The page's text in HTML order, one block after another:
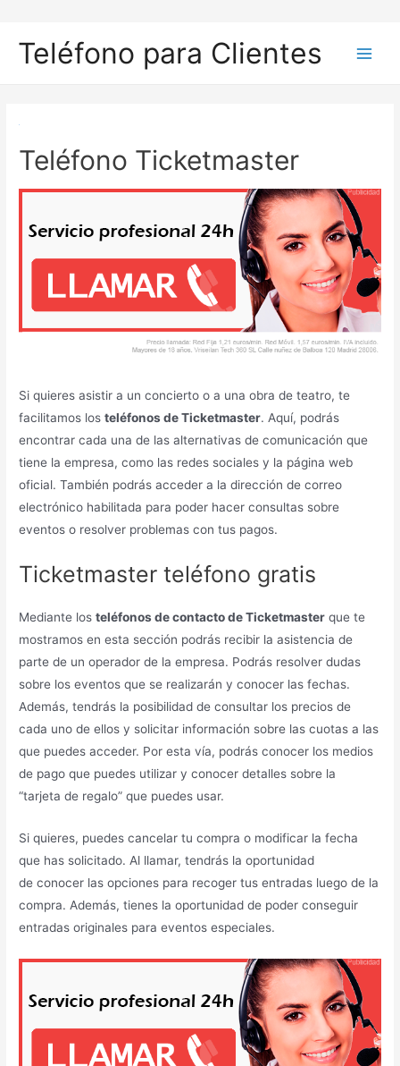
contenido
Teléfono para Clientes
Teléfono Ticketmaster
Si quieres asistir a un concierto o a una obra de teatro, te
facilitamos losteléfonos de Ticketmaster. Aquí, podrás
encontrar cada una de las alternativas de comunicación que
tiene la empresa, como las redes sociales y la página web
oficial. También podrás acceder a la dirección de correo
electrónico habilitada para poder hacer consultas sobre
eventos o resolver problemas con tus pagos.
Ticketmaster teléfono gratis
Mediante losteléfonos de contacto de Ticketmaster que te
mostramos en esta sección podrás recibir la asistencia de
parte de un operador de la empresa. Podrás resolver dudas
sobre los eventos que se realizarán y conocer las fechas.
Además, tendrás la posibilidad de consultar los precios de
cada uno de ellos y solicitar información sobre las cuotas a las
que puedes acceder. Por esta vía, podrás conocer los medios
de pago que puedes utilizar y conocer detalles sobre la
“tarjeta de regalo” que puedes usar.
Si quieres, puedes cancelar tu compra o modificar la fecha
que has solicitado. Al llamar, tendrás la oportunidad
de conocer las opciones para recoger tus entradas luego de la
compra. Además, tienes la oportunidad de poder conseguir
entradas originales para eventos especiales.